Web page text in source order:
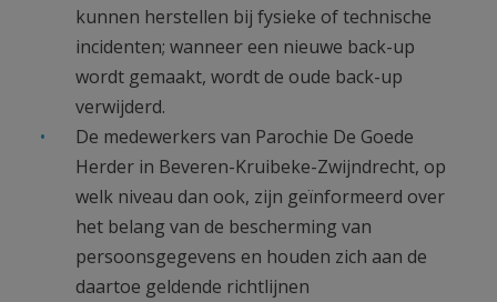
kunnen herstellen bij fysieke of technische
incidenten; wanneer een nieuwe back-up
wordt gemaakt, wordt de oude back-up
verwijderd.
De medewerkers van Parochie De Goede
Herder in Beveren-Kruibeke-Zwijndrecht, op
welk niveau dan ook, zijn geïnformeerd over
het belang van de bescherming van
persoonsgegevens en houden zich aan de
daartoe geldende richtlijnen